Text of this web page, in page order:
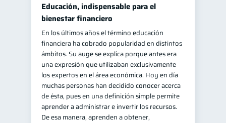
Educación, indispensable para el
bienestar financiero
En los últimos años el término educación
financiera ha cobrado popularidad en distintos
ámbitos. Su auge se explica porque antes era
una expresión que utilizaban exclusivamente
los expertos en el área económica. Hoy en día
muchas personas han decidido conocer acerca
de ésta, pues en una definición simple permite
aprender a administrar e invertir los recursos.
De esa manera, aprenden a obtener,